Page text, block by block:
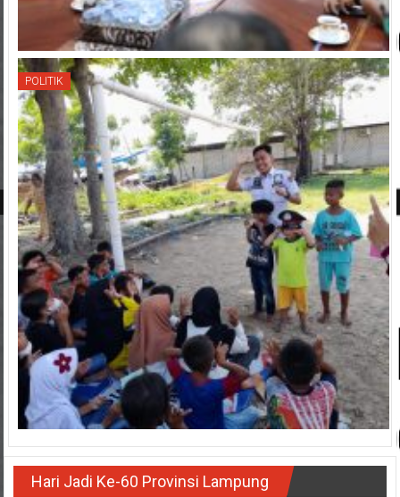
POLITIK
Hari Jadi Ke-60 Provinsi Lampung